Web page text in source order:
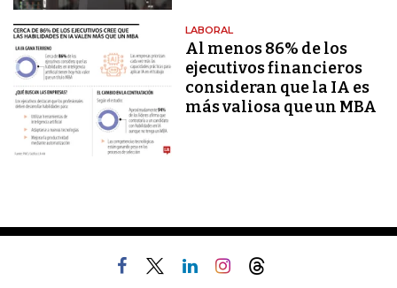
LABORAL
Al menos 86% de los
ejecutivos financieros
consideran que la IA es
más valiosa que un MBA